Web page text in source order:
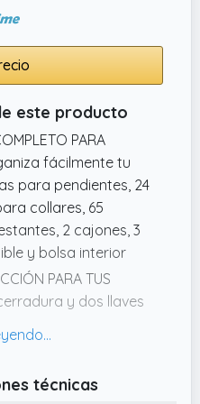
este producto
PARA
fácilmente tu
para pendientes, 24
collares, 65
2 cajones, 3
y bolsa interior
PARA TUS
y dos llaves
evita
técnicas